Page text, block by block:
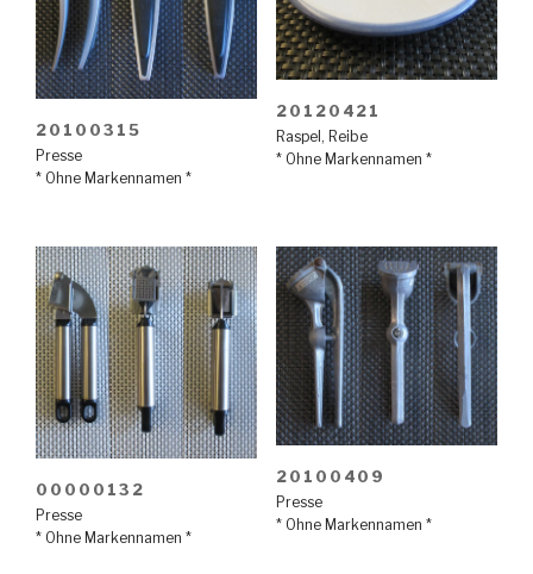
20100315
Presse
* Ohne Markennamen *
20120421
Raspel , Reibe
* Ohne Markennamen *
00000132
Presse
* Ohne Markennamen *
20100409
Presse
* Ohne Markennamen *